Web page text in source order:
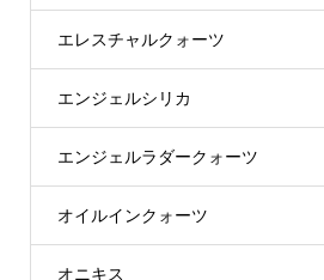
エレスチャルクォーツ
エンジェルシリカ
エンジェルラダークォーツ
オイルインクォーツ
オニキス